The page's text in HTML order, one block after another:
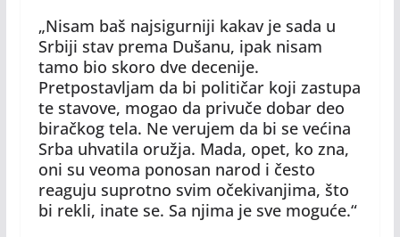
„Nisam baš najsigurniji kakav je sada u
Srbiji stav prema Dušanu, ipak nisam
tamo bio skoro dve decenije.
Pretpostavljam da bi političar koji zastupa
te stavove, mogao da privuče dobar deo
biračkog tela. Ne verujem da bi se većina
Srba uhvatila oružja. Mada, opet, ko zna,
oni su veoma ponosan narod i često
reaguju suprotno svim očekivanjima, što
bi rekli, inate se. Sa njima je sve moguće.“